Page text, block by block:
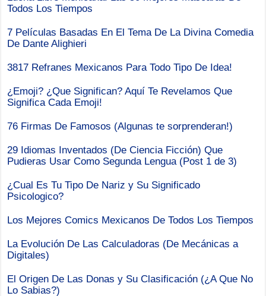
Todos Los Tiempos
7 Películas Basadas En El Tema De La Divina Comedia
De Dante Alighieri
3817 Refranes Mexicanos Para Todo Tipo De Idea!
¿Emoji? ¿Que Significan? Aquí Te Revelamos Que
Significa Cada Emoji!
76 Firmas De Famosos (Algunas te sorprenderan!)
29 Idiomas Inventados (De Ciencia Ficción) Que
Pudieras Usar Como Segunda Lengua (Post 1 de 3)
¿Cual Es Tu Tipo De Nariz y Su Significado
Psicologico?
Los Mejores Comics Mexicanos De Todos Los Tiempos
La Evolución De Las Calculadoras (De Mecánicas a
Digitales)
El Origen De Las Donas y Su Clasificación (¿A Que No
Lo Sabias?)